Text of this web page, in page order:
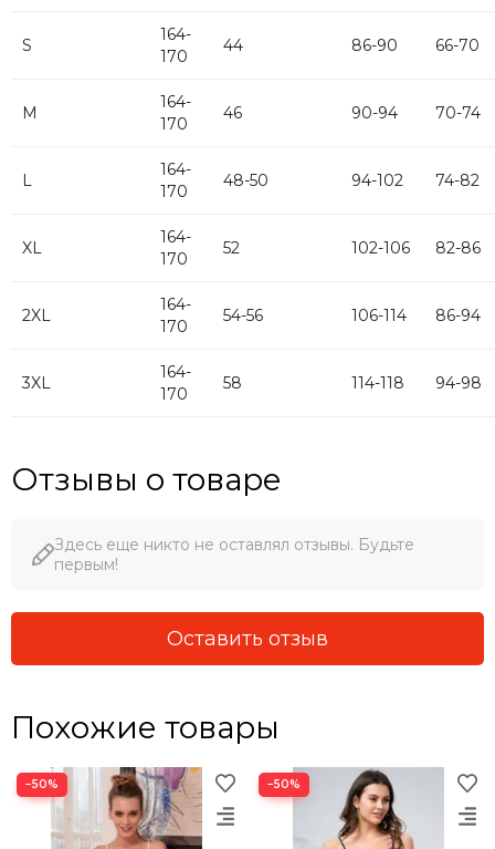
S
164-
170
44 86-90 66-70
M
164-
170
46 90-94 70-74
L
164-
170
48-50 94-102 74-82
XL
164-
170
52 102-106 82-86
2XL
164-
170
54-56 106-114 86-94
3XL
164-
170
58 114-118 94-98
Отзывы о товаре
Здесь еще никто не оставлял отзывы. Будьте
первым!
Оставить отзыв
Похожие товары
−50% −50%